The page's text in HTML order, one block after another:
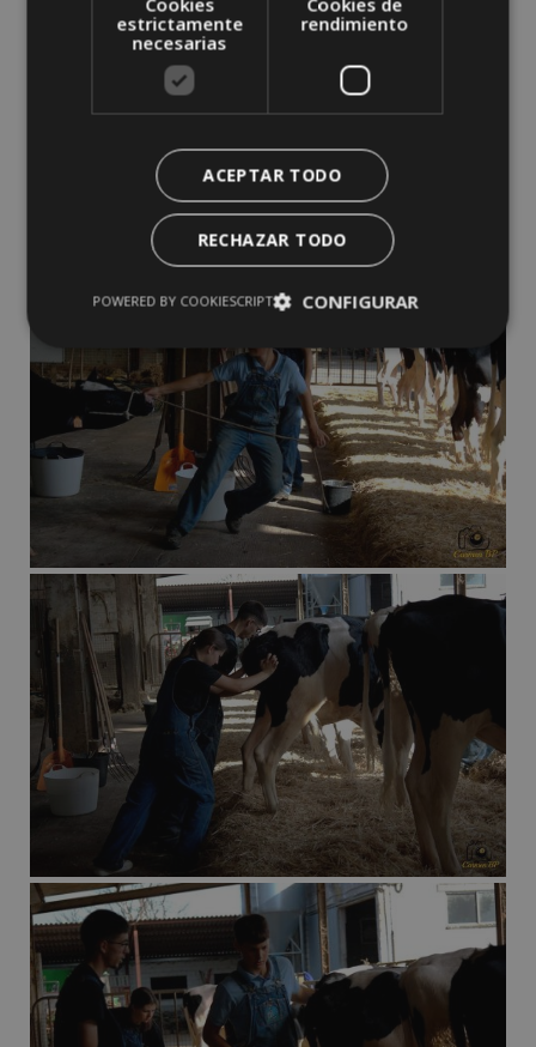
estrictamente
necesarias
rendimiento
ACEPTAR TODO
RECHAZAR TODO
CONFIGURAR
POWERED BY COOKIESCRIPT